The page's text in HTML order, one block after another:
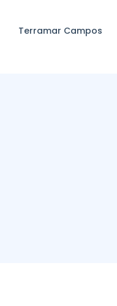
Terramar Campos